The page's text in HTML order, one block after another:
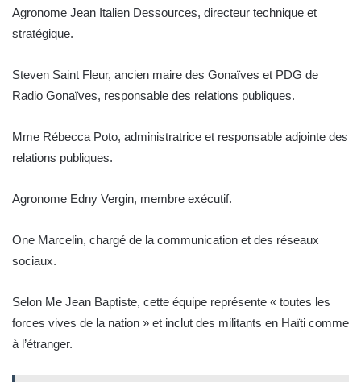
Agronome Jean Italien Dessources, directeur technique et
stratégique.
Steven Saint Fleur, ancien maire des Gonaïves et PDG de
Radio Gonaïves, responsable des relations publiques.
Mme Rébecca Poto, administratrice et responsable adjointe des
relations publiques.
Agronome Edny Vergin, membre exécutif.
One Marcelin, chargé de la communication et des réseaux
sociaux.
Selon Me Jean Baptiste, cette équipe représente « toutes les
forces vives de la nation » et inclut des militants en Haïti comme
à l’étranger.